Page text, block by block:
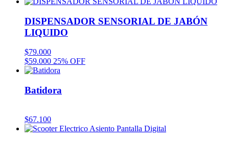
DISPENSADOR SENSORIAL DE JABÓN
LIQUIDO
$79.000
$59.000 25% OFF
Batidora
$67.100